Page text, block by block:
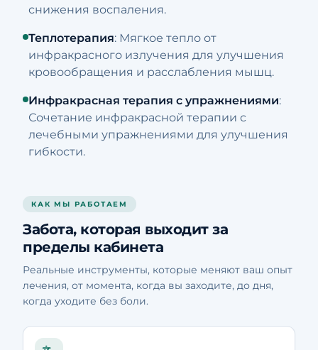
снижения воспаления.
Теплотерапия: Мягкое тепло от
инфракрасного излучения для улучшения
кровообращения и расслабления мышц.
Инфракрасная терапия с упражнениями:
Сочетание инфракрасной терапии с
лечебными упражнениями для улучшения
гибкости.
КАК МЫ РАБОТАЕМ
Забота, которая выходит за
пределы кабинета
Реальные инструменты, которые меняют ваш опыт
лечения, от момента, когда вы заходите, до дня,
когда уходите без боли.